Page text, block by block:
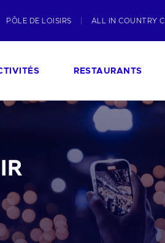
PÔLE DE LOISIRS ALL IN COUNTRY
RESTAURANTS